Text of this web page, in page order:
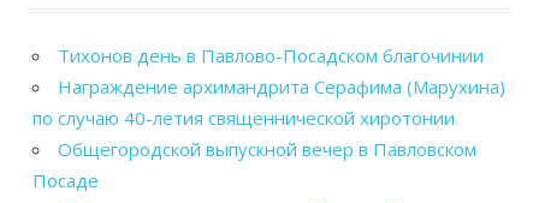
Тихонов день в Павлово-Посадском благочинии
Награждение архимандрита Серафима (Марухина)
по случаю 40-летия священнической хиротонии
Общегородской выпускной вечер в Павловском
Посаде